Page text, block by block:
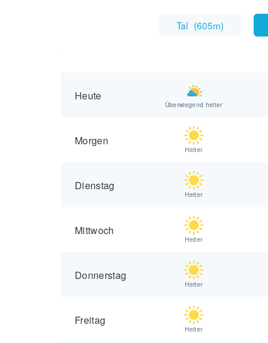
Tal (605m)
Heute
Überwiegend heiter
Morgen
Heiter
Dienstag
Heiter
Mittwoch
Heiter
Donnerstag
Heiter
Freitag
Heiter